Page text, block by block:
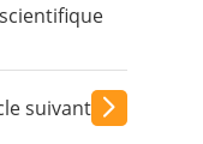
suivant